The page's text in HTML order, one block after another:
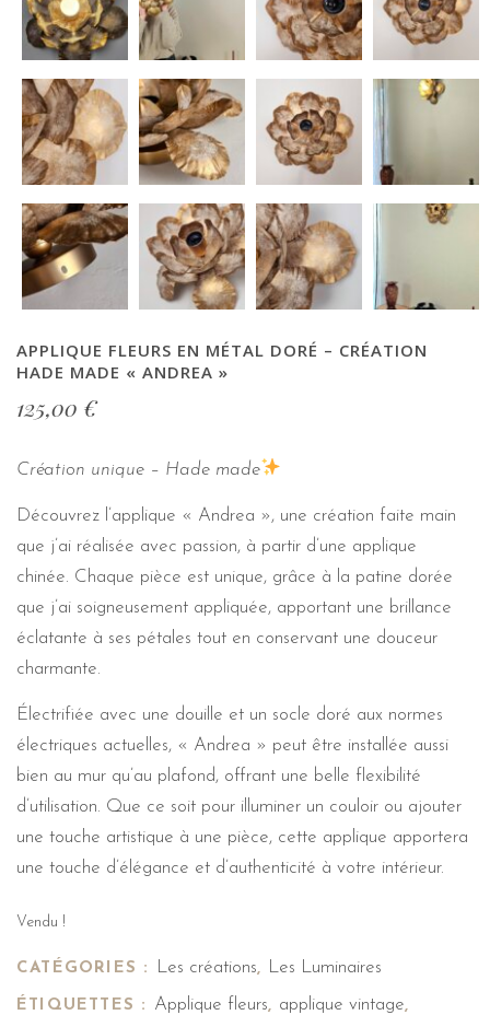
APPLIQUE FLEURS EN MÉTAL DORÉ – CRÉATION
HADE MADE « ANDREA »
125,00 €
Création unique – Hade made
Découvrez l’applique « Andrea », une création faite main
que j’ai réalisée avec passion, à partir d’une applique
chinée. Chaque pièce est unique, grâce à la patine dorée
que j’ai soigneusement appliquée, apportant une brillance
éclatante à ses pétales tout en conservant une douceur
charmante.
Électrifiée avec une douille et un socle doré aux normes
électriques actuelles, « Andrea » peut être installée aussi
bien au mur qu’au plafond, offrant une belle flexibilité
d’utilisation. Que ce soit pour illuminer un couloir ou ajouter
une touche artistique à une pièce, cette applique apportera
une touche d’élégance et d’authenticité à votre intérieur.
Vendu !
CATÉGORIES : Les créations, Les Luminaires
ÉTIQUETTES : Applique fleurs, applique vintage,